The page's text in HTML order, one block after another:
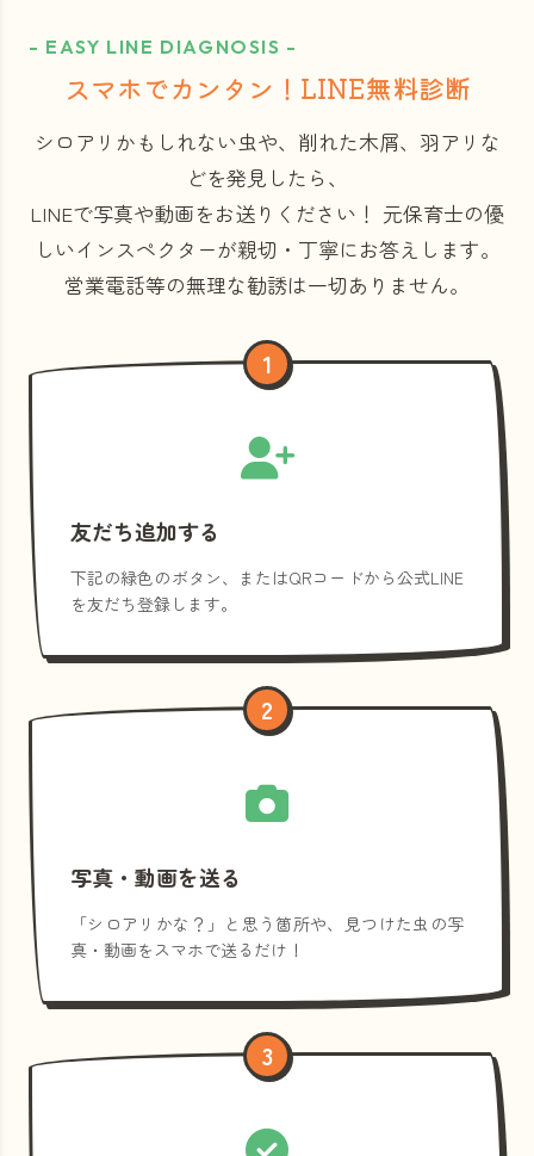
- EASY LINE DIAGNOSIS -
スマホでカンタン！LINE無料診断
シロアリかもしれない虫や、削れた木屑、羽アリな
どを発見したら、
LINEで写真や動画をお送りください！ 元保育士の優
しいインスペクターが親切・丁寧にお答えします。
営業電話等の無理な勧誘は一切ありません。
1
友だち追加する
下記の緑色のボタン、またはQRコードから公式LINE
を友だち登録します。
2
写真・動画を送る
「シロアリかな？」と思う箇所や、見つけた虫の写
真・動画をスマホで送るだけ！
3